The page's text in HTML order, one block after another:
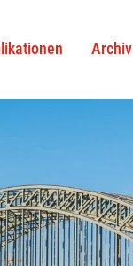
Archiv